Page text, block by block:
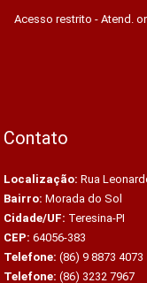
Acesso restrito - Atend.
Contato
Localização: Rua
Bairro: Morada do Sol
Cidade/UF: Teresina-PI
CEP: 64056-383
Telefone: (86) 9 8873 4073
Telefone: (86) 3232 7967